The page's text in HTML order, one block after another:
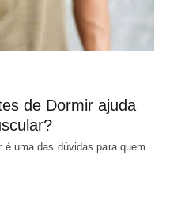
de Dormir ajuda
uma das dúvidas para quem